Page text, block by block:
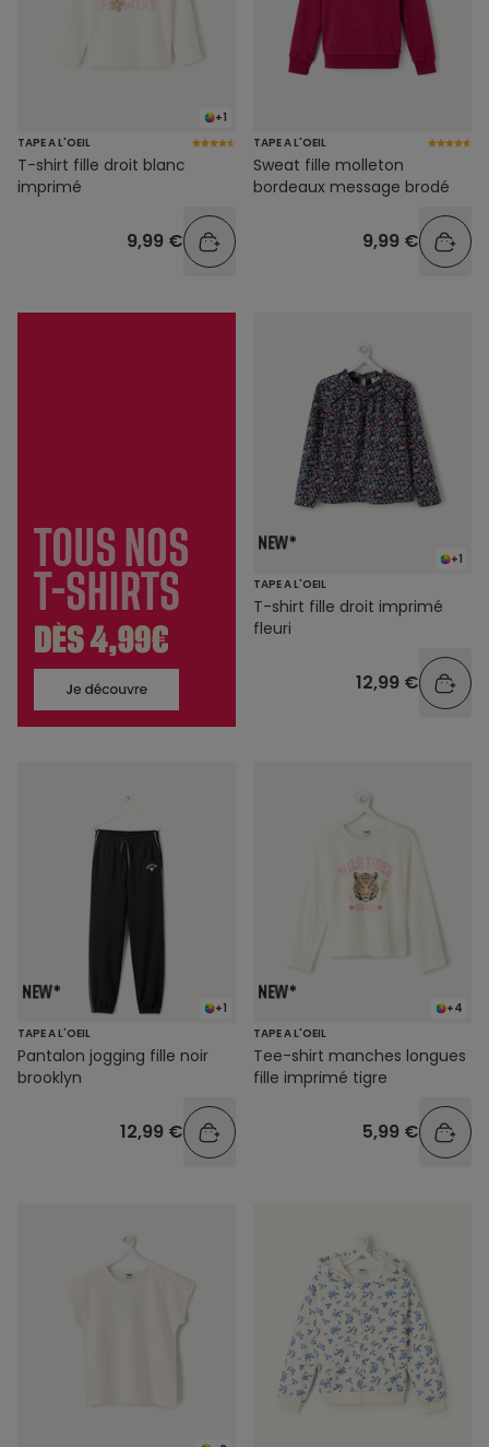
+1
TAPE A L'OEIL
T-shirt fille droit blanc
imprimé
9,99 €
TAPE A L'OEIL
Sweat fille molleton
bordeaux message brodé
9,99 €
+1
TAPE A L'OEIL
T-shirt fille droit imprimé
fleuri
12,99 €
+1
TAPE A L'OEIL
Pantalon jogging fille noir
brooklyn
12,99 €
+4
TAPE A L'OEIL
Tee-shirt manches longues
fille imprimé tigre
5,99 €